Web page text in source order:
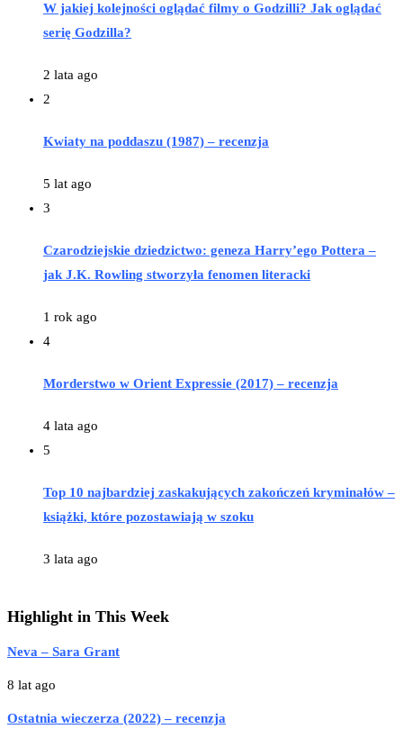
W jakiej kolejności oglądać filmy o Godzilli? Jak oglądać
serię Godzilla?
2 lata ago
2
Kwiaty na poddaszu (1987) – recenzja
5 lat ago
3
Czarodziejskie dziedzictwo: geneza Harry’ego Pottera –
jak J.K. Rowling stworzyła fenomen literacki
1 rok ago
4
Morderstwo w Orient Expressie (2017) – recenzja
4 lata ago
5
Top 10 najbardziej zaskakujących zakończeń kryminałów –
książki, które pozostawiają w szoku
3 lata ago
Highlight in This Week
Neva – Sara Grant
8 lat ago
Ostatnia wieczerza (2022) – recenzja